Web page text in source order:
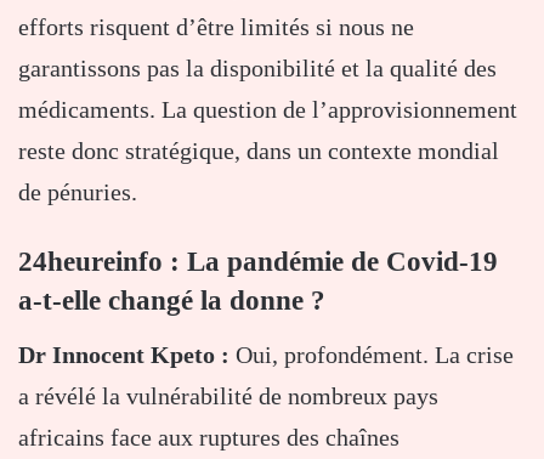
efforts risquent d’être limités si nous ne
garantissons pas la disponibilité et la qualité des
médicaments. La question de l’approvisionnement
reste donc stratégique, dans un contexte mondial
de pénuries.
24heureinfo : La pandémie de Covid-19
a-t-elle changé la donne ?
Dr Innocent Kpeto : Oui, profondément. La crise
a révélé la vulnérabilité de nombreux pays
africains face aux ruptures des chaînes